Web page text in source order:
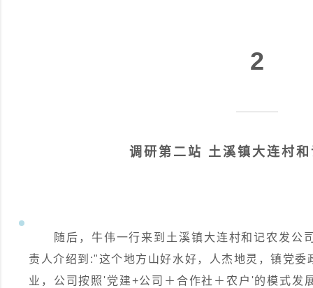
2
调研第二站 土溪镇大连村
随后，牛伟一行来到土溪镇大连村和记农发公
责人介绍到:"这个地方山好水好，人杰地灵，镇党
业，公司按照'党建+公司＋合作社＋农户'的模式发